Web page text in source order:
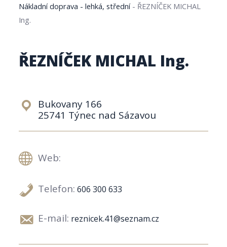
Nákladní doprava - lehká, střední- ŘEZNÍČEK MICHAL
Ing.
ŘEZNÍČEK MICHAL Ing.
Bukovany 166
25741 Týnec nad Sázavou
Web:
Telefon: 606 300 633
E-mail: reznicek.41@seznam.cz